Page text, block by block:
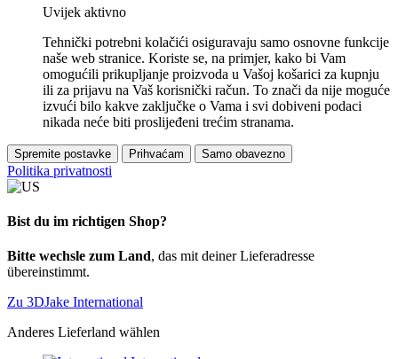
Uvijek aktivno
Tehnički potrebni kolačići osiguravaju samo osnovne funkcije
naše web stranice. Koriste se, na primjer, kako bi Vam
omogućili prikupljanje proizvoda u Vašoj košarici za kupnju
ili za prijavu na Vaš korisnički račun. To znači da nije moguće
izvući bilo kakve zaključke o Vama i svi dobiveni podaci
nikada neće biti proslijeđeni trećim stranama.
Spremite postavke Prihvaćam Samo obavezno
Politika privatnosti
Bist du im richtigen Shop?
Bitte wechsle zum Land, das mit deiner Lieferadresse
übereinstimmt.
Zu 3DJake International
Anderes Lieferland wählen